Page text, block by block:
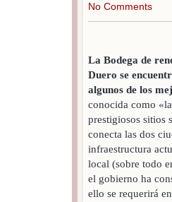
No Comments
La Bodega de
Duero se
algunos de los
conocida como
prestigiosos sitios
conecta las dos
infraestructura
local (sobre todo
el gobierno ha
ello se requerirá